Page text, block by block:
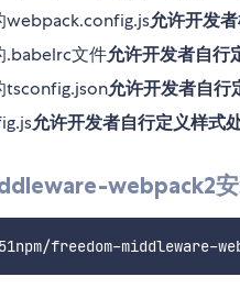
webpack.config.js允许开发
.babelrc文件允许开发者自行
tsconfig.json允许开发者自
允许开发者自行定义样式
webpack2